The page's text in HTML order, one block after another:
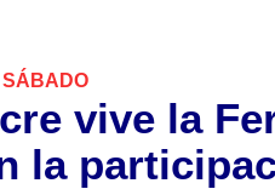
SÁBADO
vive la
la